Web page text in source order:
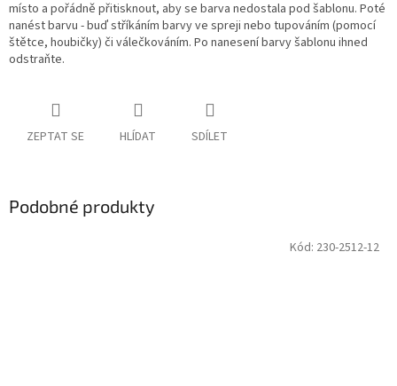
místo a pořádně přitisknout, aby se barva nedostala pod šablonu. Poté
nanést barvu - buď stříkáním barvy ve spreji nebo tupováním (pomocí
štětce, houbičky) či válečkováním. Po nanesení barvy šablonu ihned
odstraňte.
ZEPTAT SE HLÍDAT SDÍLET
Podobné produkty
Kód: 230-2512-12